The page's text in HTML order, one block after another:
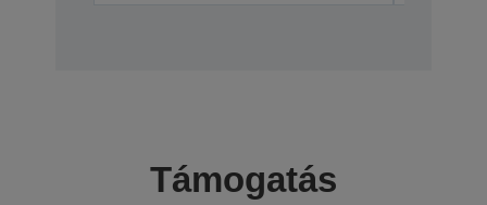
Támogatás